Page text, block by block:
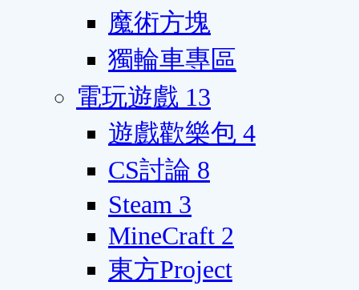
魔術方塊
獨輪車專區
電玩遊戲 13
遊戲歡樂包 4
CS討論 8
Steam 3
MineCraft 2
東方Project